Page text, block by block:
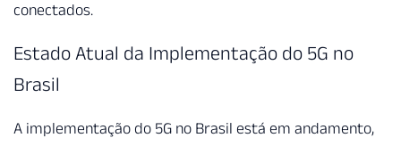
conectados.
Estado Atual da Implementação do 5G no
Brasil
A implementação do 5G no Brasil está em andamento,